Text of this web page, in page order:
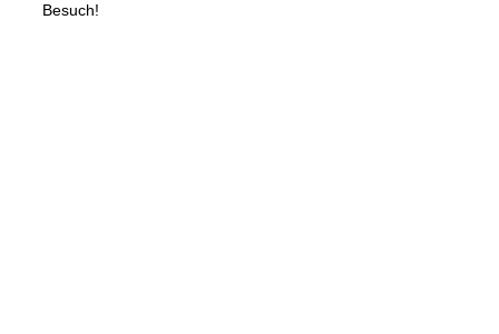
Besuch!